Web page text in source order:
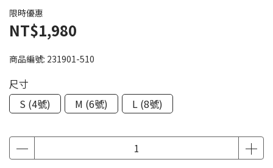
限時優惠
NT$1,980
商品編號: 231901-510
尺寸
S (4號)
M (6號) L (8號)